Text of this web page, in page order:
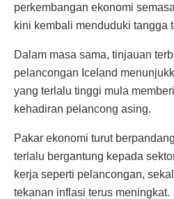
perkembangan ekonomi
kini kembali menduduki tangga
Dalam masa sama, tinjauan
pelancongan Iceland
yang terlalu tinggi mula
kehadiran pelancong asing.
Pakar ekonomi turut
terlalu bergantung kepada
kerja seperti pelancongan,
tekanan inflasi terus meningkat.